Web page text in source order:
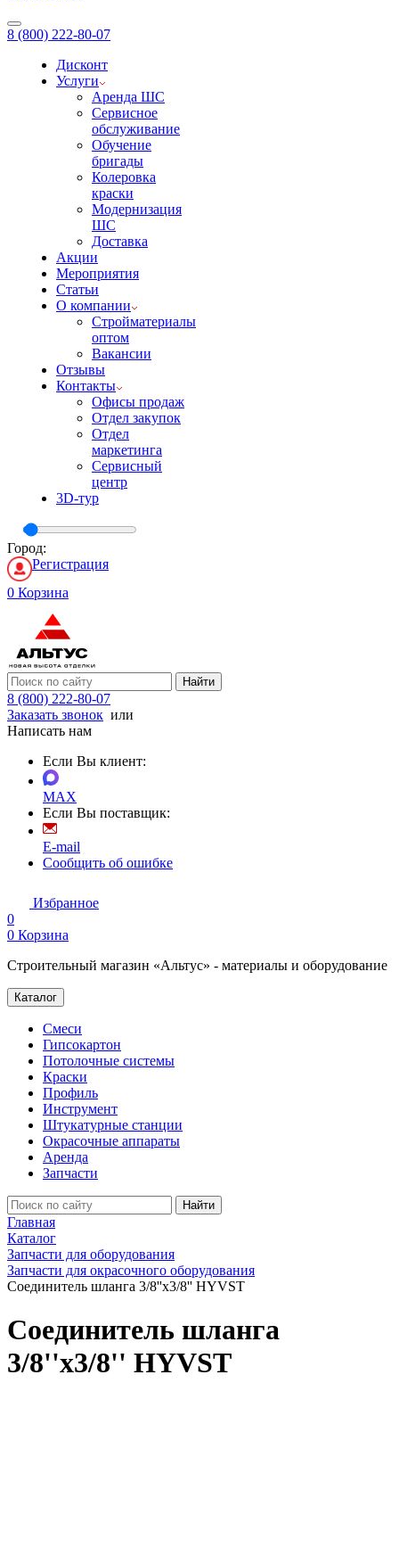
8 (800) 222-80-07
Дисконт
Услуги
Аренда ШС
Сервисное
обслуживание
Обучение
бригады
Колеровка
краски
Модернизация
ШС
Доставка
Акции
Мероприятия
Статьи
О компании
Стройматериалы
оптом
Вакансии
Отзывы
Контакты
Офисы продаж
Отдел закупок
Отдел
маркетинга
Сервисный
центр
3D-тур
Город:
Регистрация
0 Корзина
Найти
8 (800) 222-80-07
Заказать звонок или
Написать нам
Если Вы клиент:
MAX
Если Вы поставщик:
E-mail
Сообщить об ошибке
Избранное
0
0 Корзина
Строительный магазин «Альтус» - материалы и оборудование
Каталог
Смеси
Гипсокартон
Потолочные системы
Краски
Профиль
Инструмент
Штукатурные станции
Окрасочные аппараты
Аренда
Запчасти
Найти
Главная
Каталог
Запчасти для оборудования
Запчасти для окрасочного оборудования
Соединитель шланга 3/8''x3/8'' HYVST
Соединитель шланга
3/8''x3/8'' HYVST